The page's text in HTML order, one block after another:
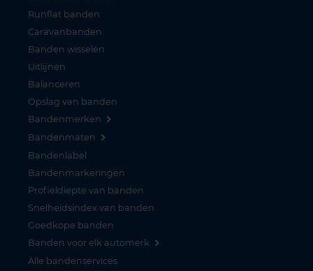
Runflat banden
Caravanbanden
Banden wisselen
Uitlijnen
Balanceren
Opslag van banden
Bandenmerken
Bandenmaten
Bandenlabel
Bandenmarkeringen
Profieldiepte van banden
Snelheidsindex van banden
Goedkope banden
Banden voor elk automerk
Alle bandenservices